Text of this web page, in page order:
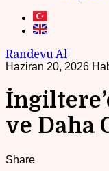
Randevu Al
Haziran 20, 2026
ve Daha
Share